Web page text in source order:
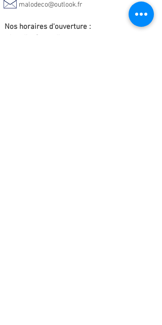
malodeco@outlook.fr
Nos horaires d'ouverture :